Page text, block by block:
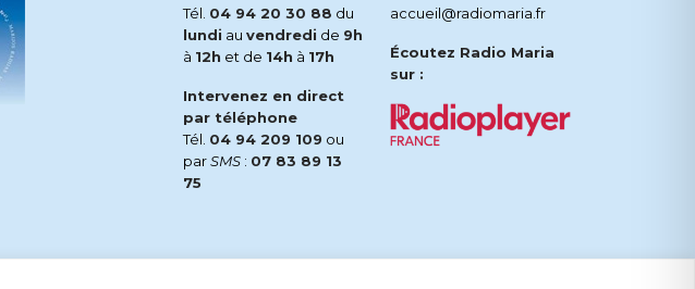
Tél. 04 94 20 30 88 du
lundi au vendredi de 9h
à 12h et de 14h à 17h
Intervenez en direct
par téléphone
Tél. 04 94 209 109 ou
parSMS : 07 83 89 13
75
accueil@radiomaria.fr
Écoutez Radio Maria
sur :